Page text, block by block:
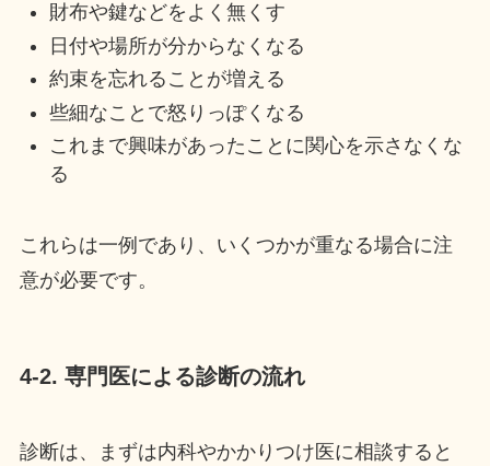
財布や鍵などをよく無くす
日付や場所が分からなくなる
約束を忘れることが増える
些細なことで怒りっぽくなる
これまで興味があったことに関心を示さなくな
る
これらは一例であり、いくつかが重なる場合に注
意が必要です。
4-2. 専門医による診断の流れ
診断は、まずは内科やかかりつけ医に相談すると